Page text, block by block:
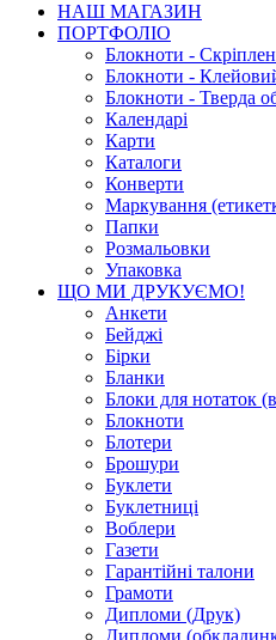
НАШ МАГАЗИН
ПОРТФОЛІО
Блокноти -
Блокноти -
Блокноти - Тверда
Календарі
Карти
Каталоги
Конверти
Маркування
Папки
Розмальовки
Упаковка
ЩО МИ ДРУКУЄМО!
Анкети
Бейджі
Бірки
Бланки
Блоки для нотаток
Блокноти
Блотери
Брошури
Буклети
Буклетниці
Воблери
Газети
Гарантійні талони
Грамоти
Дипломи (Друк)
Дипломи